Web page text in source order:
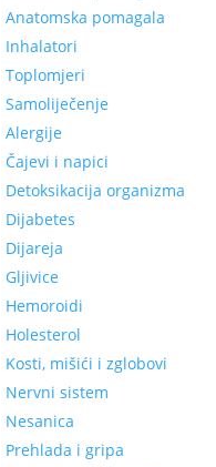
Anatomska pomagala
Inhalatori
Toplomjeri
Samoliječenje
Alergije
Čajevi i napici
Detoksikacija organizma
Dijabetes
Dijareja
Gljivice
Hemoroidi
Holesterol
Kosti, mišići i zglobovi
Nervni sistem
Nesanica
Prehlada i gripa